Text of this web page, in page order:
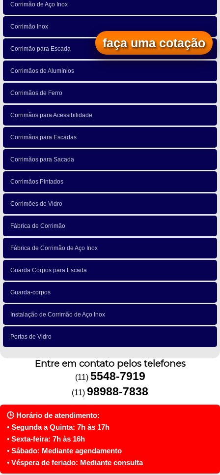
Corrimão de Aço Inox
Corrimão Inox
Corrimão para Escada
Corrimãos de Alumínios
Corrimãos de Ferro
Corrimãos para Acessibilidade
Corrimãos para Escadas
Corrimãos para Sacada
Corrimãos Pintados
Corrimões de Vidro
Fábrica de Corrimão
Fábrica de Corrimão de Aço Inox
Guarda Corpos para Escada
Guarda-corpos
Instalação de Corrimão de Aço Inox
Portas de Vidro
Entre em contato pelos telefones
(11) 5548-7919
(11) 98988-7838
faça uma cotação